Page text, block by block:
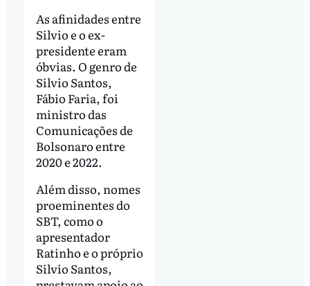
As afinidades entre
Silvio e o ex-
presidente eram
óbvias. O genro de
Silvio Santos,
Fábio Faria, foi
ministro das
Comunicações de
Bolsonaro entre
2020 e 2022.
Além disso, nomes
proeminentes do
SBT, como o
apresentador
Ratinho e o próprio
Silvio Santos,